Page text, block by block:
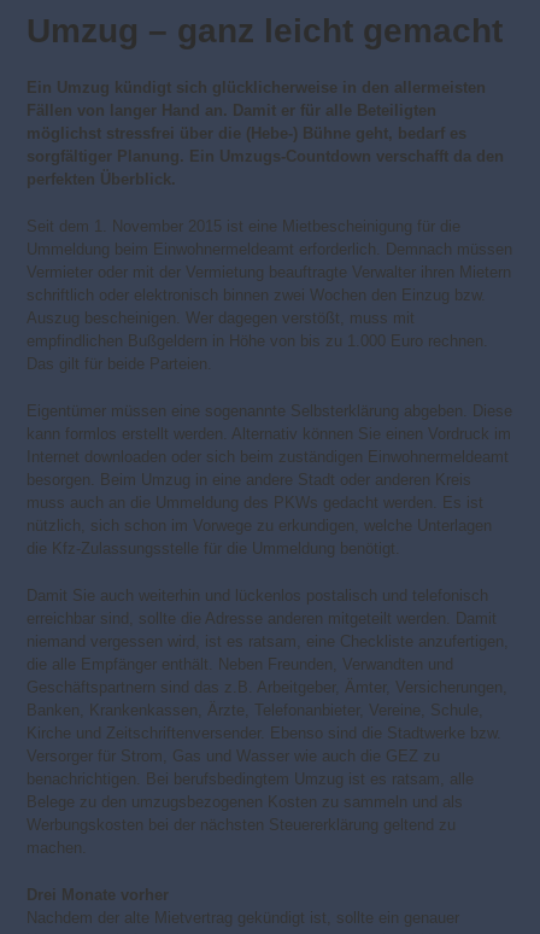
Umzug – ganz leicht gemacht
Ein Umzug kündigt sich glücklicherweise in den allermeisten
Fällen von langer Hand an. Damit er für alle Beteiligten
möglichst stressfrei über die (Hebe-) Bühne geht, bedarf es
sorgfältiger Planung. Ein Umzugs-Countdown verschafft da den
perfekten Überblick.
Seit dem 1. November 2015 ist eine Mietbescheinigung für die
Ummeldung beim Einwohnermeldeamt erforderlich. Demnach müssen
Vermieter oder mit der Vermietung beauftragte Verwalter ihren Mietern
schriftlich oder elektronisch binnen zwei Wochen den Einzug bzw.
Auszug bescheinigen. Wer dagegen verstößt, muss mit
empfindlichen Bußgeldern in Höhe von bis zu 1.000 Euro rechnen.
Das gilt für beide Parteien.
Eigentümer müssen eine sogenannte Selbsterklärung abgeben. Diese
kann formlos erstellt werden. Alternativ können Sie einen Vordruck im
Internet downloaden oder sich beim zuständigen Einwohnermeldeamt
besorgen. Beim Umzug in eine andere Stadt oder anderen Kreis
muss auch an die Ummeldung des PKWs gedacht werden. Es ist
nützlich, sich schon im Vorwege zu erkundigen, welche Unterlagen
die Kfz-Zulassungsstelle für die Ummeldung benötigt.
Damit Sie auch weiterhin und lückenlos postalisch und telefonisch
erreichbar sind, sollte die Adresse anderen mitgeteilt werden. Damit
niemand vergessen wird, ist es ratsam, eine Checkliste anzufertigen,
die alle Empfänger enthält. Neben Freunden, Verwandten und
Geschäftspartnern sind das z.B. Arbeitgeber, Ämter, Versicherungen,
Banken, Krankenkassen, Ärzte, Telefonanbieter, Vereine, Schule,
Kirche und Zeitschriftenversender. Ebenso sind die Stadtwerke bzw.
Versorger für Strom, Gas und Wasser wie auch die GEZ zu
benachrichtigen. Bei berufsbedingtem Umzug ist es ratsam, alle
Belege zu den umzugsbezogenen Kosten zu sammeln und als
Werbungskosten bei der nächsten Steuererklärung geltend zu
machen.
Drei Monate vorher
Nachdem der alte Mietvertrag gekündigt ist, sollte ein genauer